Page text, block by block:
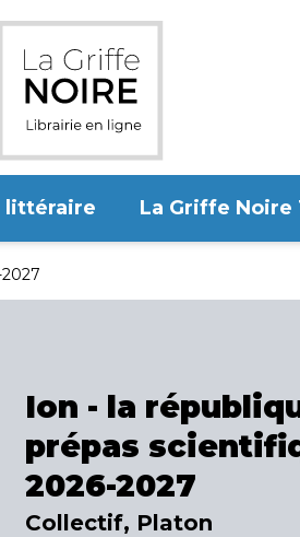
littéraire La Griffe Noire
Ion - la
prépas
2026-2027
Collectif, Platon